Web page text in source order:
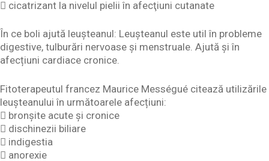
 cicatrizant la nivelul pielii în afecţiuni cutanate
În ce boli ajută leușteanul: Leușteanul este util în probleme
digestive, tulburări nervoase și menstruale. Ajută și în
afecțiuni cardiace cronice.
Fitoterapeutul francez Maurice Mességué citează utilizările
leușteanului în următoarele afecțiuni:
 bronşite acute şi cronice
 dischinezii biliare
 indigestia
 anorexie